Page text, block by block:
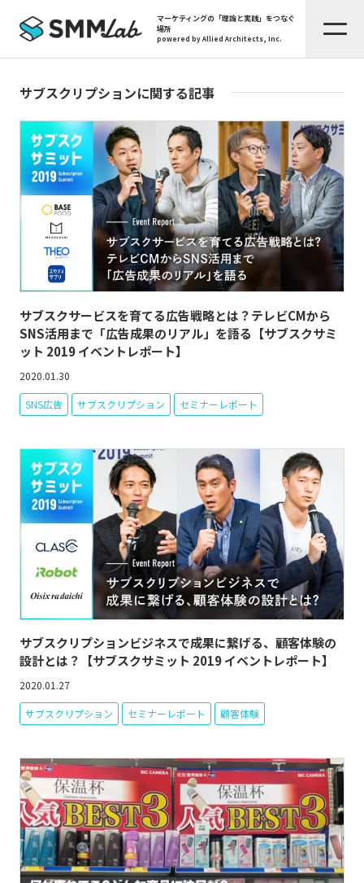
マーケティングの「理論と実践」をつなぐ
場所
powered by Allied Architects, Inc.
サブスクリプションに関する記事
サブスクサービスを育てる広告戦略とは？テレビCMから
SNS活用まで「広告成果のリアル」を語る【サブスクサミ
ット 2019 イベントレポート】
2020.01.30
SNS広告 サブスクリプション セミナーレポート
サブスクリプションビジネスで成果に繋げる、顧客体験の
設計とは？【サブスクサミット 2019 イベントレポート】
2020.01.27
サブスクリプション セミナーレポート 顧客体験